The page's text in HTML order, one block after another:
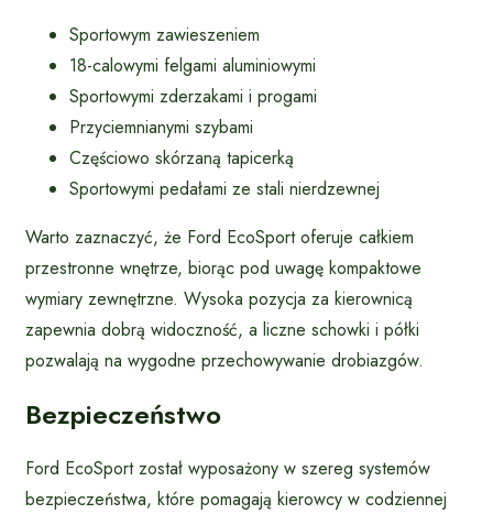
Sportowym zawieszeniem
18-calowymi felgami aluminiowymi
Sportowymi zderzakami i progami
Przyciemnianymi szybami
Częściowo skórzaną tapicerką
Sportowymi pedałami ze stali nierdzewnej
Warto zaznaczyć, że Ford EcoSport oferuje całkiem
przestronne wnętrze, biorąc pod uwagę kompaktowe
wymiary zewnętrzne. Wysoka pozycja za kierownicą
zapewnia dobrą widoczność, a liczne schowki i półki
pozwalają na wygodne przechowywanie drobiazgów.
Bezpieczeństwo
Ford EcoSport został wyposażony w szereg systemów
bezpieczeństwa, które pomagają kierowcy w codziennej